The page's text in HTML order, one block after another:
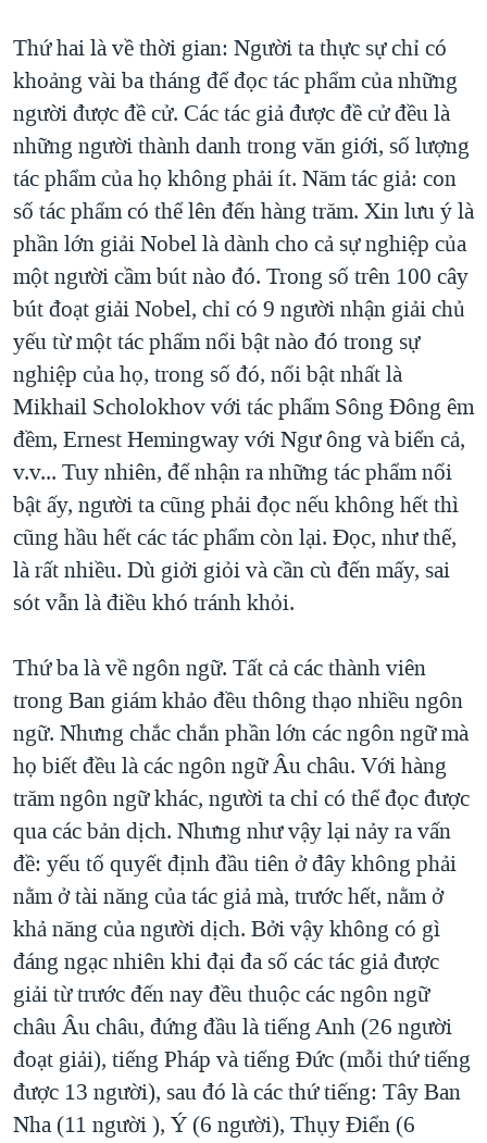
Thứ hai là về thời gian: Người ta thực sự chỉ có
khoảng vài ba tháng để đọc tác phẩm của những
người được đề cử. Các tác giả được đề cử đều là
những người thành danh trong văn giới, số lượng
tác phẩm của họ không phải ít. Năm tác giả: con
số tác phẩm có thể lên đến hàng trăm. Xin lưu ý là
phần lớn giải Nobel là dành cho cả sự nghiệp của
một người cầm bút nào đó. Trong số trên 100 cây
bút đoạt giải Nobel, chỉ có 9 người nhận giải chủ
yếu từ một tác phẩm nổi bật nào đó trong sự
nghiệp của họ, trong số đó, nổi bật nhất là
Mikhail Scholokhov với tác phẩm Sông Đông êm
đềm, Ernest Hemingway với Ngư ông và biển cả,
v.v... Tuy nhiên, để nhận ra những tác phẩm nổi
bật ấy, người ta cũng phải đọc nếu không hết thì
cũng hầu hết các tác phẩm còn lại. Đọc, như thế,
là rất nhiều. Dù giởi giỏi và cần cù đến mấy, sai
sót vẫn là điều khó tránh khỏi.
Thứ ba là về ngôn ngữ. Tất cả các thành viên
trong Ban giám khảo đều thông thạo nhiều ngôn
ngữ. Nhưng chắc chắn phần lớn các ngôn ngữ mà
họ biết đều là các ngôn ngữ Âu châu. Với hàng
trăm ngôn ngữ khác, người ta chỉ có thể đọc được
qua các bản dịch. Nhưng như vậy lại nảy ra vấn
đề: yếu tố quyết định đầu tiên ở đây không phải
nằm ở tài năng của tác giả mà, trước hết, nằm ở
khả năng của người dịch. Bởi vậy không có gì
đáng ngạc nhiên khi đại đa số các tác giả được
giải từ trước đến nay đều thuộc các ngôn ngữ
châu Âu châu, đứng đầu là tiếng Anh (26 người
đoạt giải), tiếng Pháp và tiếng Đức (mỗi thứ tiếng
được 13 người), sau đó là các thứ tiếng: Tây Ban
Nha (11 người ), Ý (6 người), Thụy Điển (6